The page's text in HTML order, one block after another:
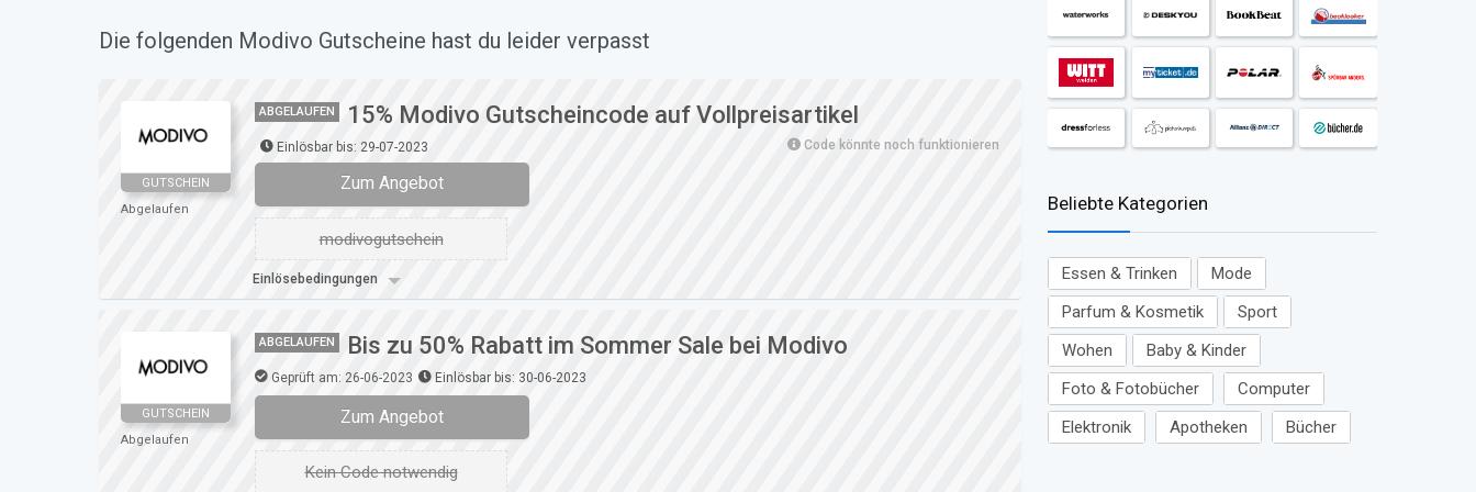
Beliebte Kategorien
Essen & Trinken
Mode
Parfum & Kosmetik
Sport
Wohen
Baby & Kinder
Foto & Fotobücher
Computer
Elektronik
Apotheken Bücher
Die folgenden Modivo Gutscheine hast du leider verpasst
GUTSCHEIN
Abgelaufen
ABGELAUFEN 15% Modivo Gutscheincode auf Vollpreisartikel
Einlösbar bis: 29-07-2023 Code könnte noch funktionieren
Zum Angebot
modivogutschein
Einlösebedingungen
GUTSCHEIN
Abgelaufen
ABGELAUFEN Bis zu 50% Rabatt im Sommer Sale bei Modivo
Geprüft am: 26-06-2023 Einlösbar bis: 30-06-2023
Zum Angebot
Kein Code notwendig